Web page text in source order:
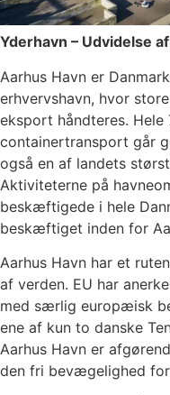
Yderhavn – Udvidelse
Aarhus Havn er
erhvervshavn, hvor
eksport håndteres.
containertransport går
også en af landets
Aktiviteterne på
beskæftigede i hele
beskæftiget inden for
Aarhus Havn har et
af verden. EU har
med særlig europæisk
ene af kun to danske
Aarhus Havn er
den fri bevægelighed